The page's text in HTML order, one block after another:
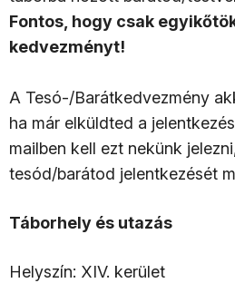
Fontos, hogy csak
kedvezményt!
A Tesó-/Barátkedvezmény
ha már elküldted a
mailben kell ezt nekünk
tesód/barátod jelentkezését
Táborhely és utazás
Helyszín: XIV. kerület